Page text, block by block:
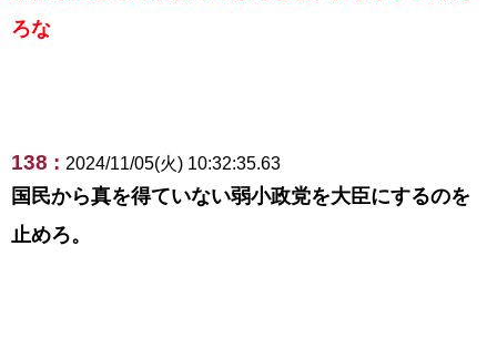
ろな
138 : 2024/11/05(火) 10:32:35.63
国民から真を得ていない弱小政党を大臣にするのを
止めろ。